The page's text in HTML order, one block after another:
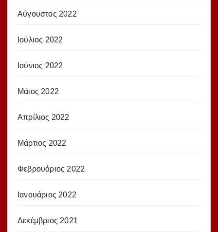
Αύγουστος 2022
Ιούλιος 2022
Ιούνιος 2022
Μάιος 2022
Απρίλιος 2022
Μάρτιος 2022
Φεβρουάριος 2022
Ιανουάριος 2022
Δεκέμβριος 2021